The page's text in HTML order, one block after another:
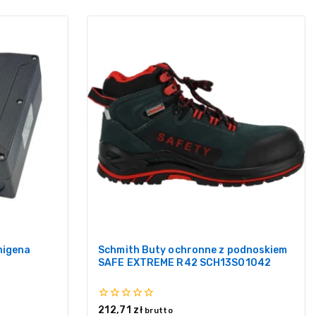
Schmith Buty ochronne z podnoskiem
SAFE EXTREME R42 SCH13S01042
0
212,71 zł brutto